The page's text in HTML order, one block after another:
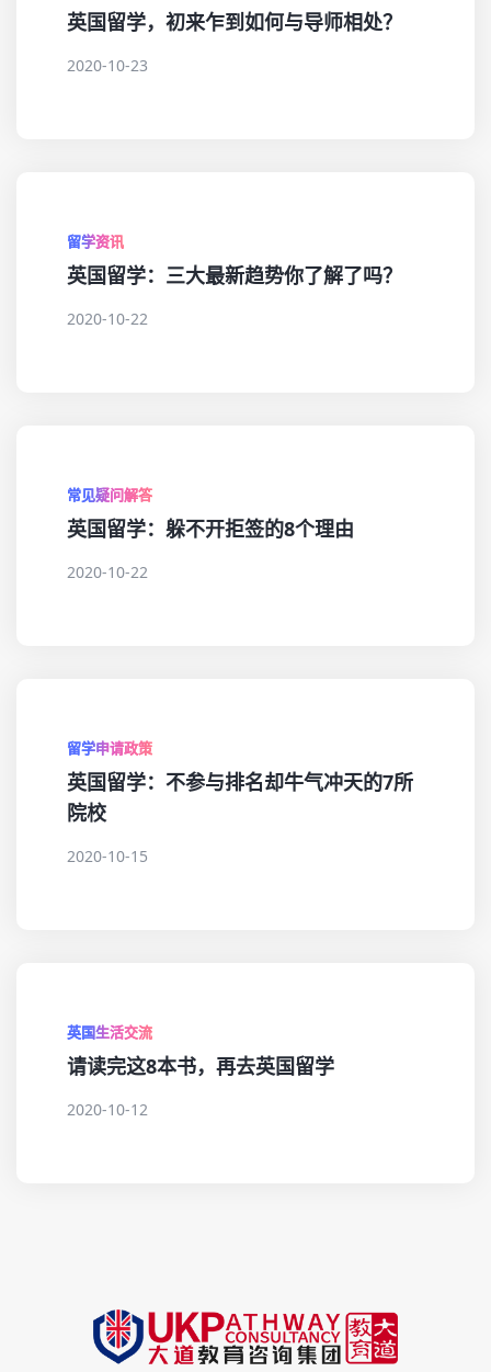
英国留学，初来乍到如何与导师相处？
2020-10-23
留学资讯
英国留学：三大最新趋势你了解了吗？
2020-10-22
常见疑问解答
英国留学：躲不开拒签的8个理由
2020-10-22
留学申请政策
英国留学：不参与排名却牛气冲天的7所
院校
2020-10-15
英国生活交流
请读完这8本书，再去英国留学
2020-10-12